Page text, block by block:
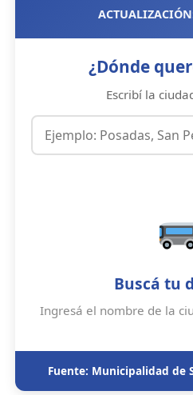
¿Dónde
Escribí la
Buscá tu
Ingresá el nombre de la
Fuente: Municipalidad de